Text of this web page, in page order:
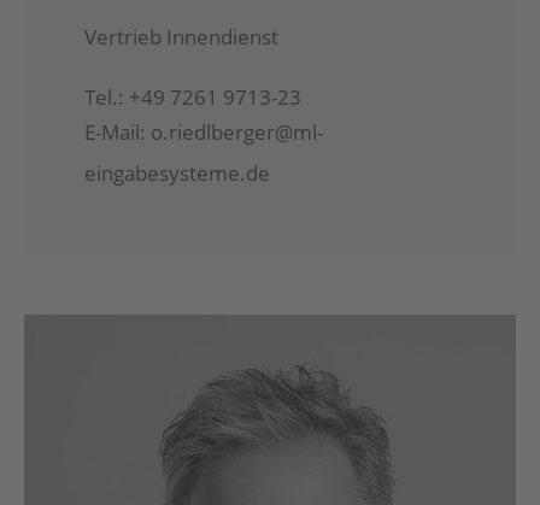
Vertrieb Innendienst
Tel.: +49 7261 9713-23
E-Mail: o.riedlberger@ml-
eingabesysteme.de